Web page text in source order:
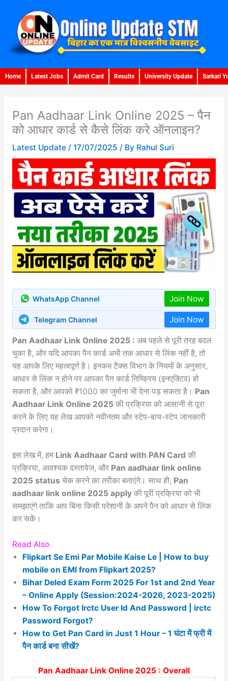
content
Home Latest Jobs Admit Card Results University Update Sarkari
Pan Aadhaar Link Online 2025 – पैन
को आधार कार्ड से कैसे लिंक करे ऑनलाइन?
Latest Update/ 17/07/2025 / By Rahul Suri
WhatsApp Channel Join Now
Telegram Channel Join Now
Pan Aadhaar Link Online 2025 : अब पहले से पूरी तरह बदल
चुका है, और यदि आपका पैन कार्ड अभी तक आधार से लिंक नहीं है, तो
यह आपके लिए महत्वपूर्ण है। इनकम टैक्स विभाग के नियमों के अनुसार,
आधार से लिंक न होने पर आपका पैन कार्ड निष्क्रिय (इनएक्टिव) हो
सकता है, और आपको ₹1000 का जुर्माना भी देना पड़ सकता है। Pan
Aadhaar Link Online 2025 की प्रक्रिया को आसानी से पूरा
करने के लिए यह लेख आपको नवीनतम और स्टेप-बाय-स्टेप जानकारी
प्रदान करेगा।
इस लेख में, हम Link Aadhaar Card with PAN Card की
प्रक्रिया, आवश्यक दस्तावेज, औरPan aadhaar link online
2025 status चेक करने का तरीका बताएंगे। साथ ही, Pan
aadhaar link online 2025 apply की पूरी प्रक्रिया को भी
समझाएंगे ताकि आप बिना किसी परेशानी के अपने पैन को आधार से लिंक
कर सकें।
Read Also
Flipkart Se Emi Par Mobile Kaise Le | How to buy
mobile on EMI from Flipkart 2025?
Bihar Deled Exam Form 2025 For 1st and 2nd Year
– Online Apply (Session:2024-2026, 2023-2025)
How To Forgot Irctc User Id And Password | irctc
Password Forgot?
How to Get Pan Card in Just 1 Hour – 1 घंटा में फ्री में
पैन कार्ड बना सीखें?
Pan Aadhaar Link Online 2025 : Overall